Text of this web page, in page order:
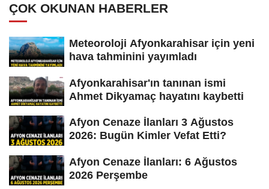
ÇOK OKUNAN HABERLER
Meteoroloji Afyonkarahisar için yeni
hava tahminini yayımladı
Afyonkarahisar'ın tanınan ismi
Ahmet Dikyamaç hayatını kaybetti
Afyon Cenaze İlanları 3 Ağustos
2026: Bugün Kimler Vefat Etti?
Afyon Cenaze İlanları: 6 Ağustos
2026 Perşembe